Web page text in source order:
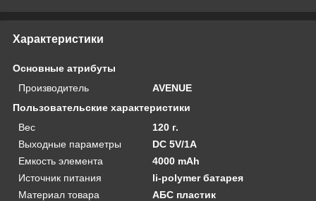
Характеристики
Основные атрибуты
Производитель
AVENUE
Пользовательские характеристики
Вес
120 г.
Выходные параметры
DC 5V/1A
Емкость элемента
4000 mAh
Источник питания
li-polymer батарея
Материал товара
АБС пластик